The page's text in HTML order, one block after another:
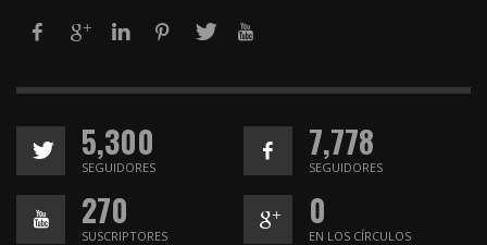
5,300
SEGUIDORES
7,778
SEGUIDORES
270
SUSCRIPTORES
0
EN LOS CÍRCULOS